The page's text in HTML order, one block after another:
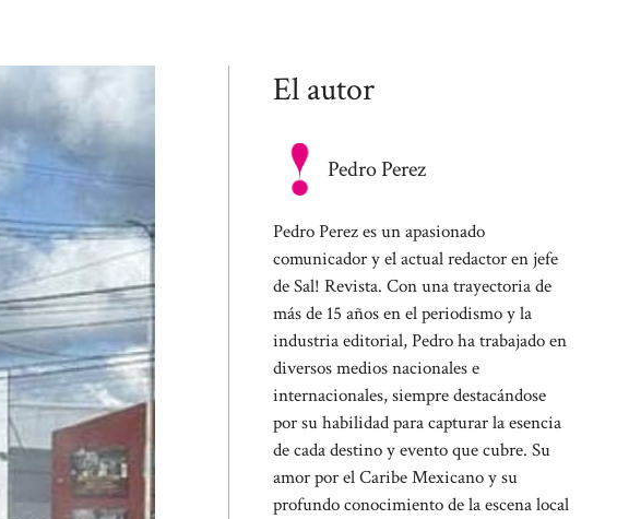
El autor
Pedro Perez
Pedro Perez es un apasionado
comunicador y el actual redactor en jefe
de Sal! Revista. Con una trayectoria de
más de 15 años en el periodismo y la
industria editorial, Pedro ha trabajado en
diversos medios nacionales e
internacionales, siempre destacándose
por su habilidad para capturar la esencia
de cada destino y evento que cubre. Su
amor por el Caribe Mexicano y su
profundo conocimiento de la escena local